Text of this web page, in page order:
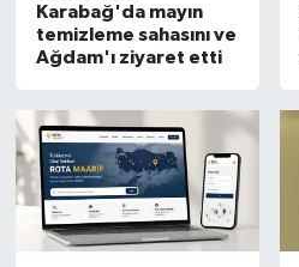
Karabağ'da mayın
temizleme sahasını ve
Ağdam'ı ziyaret etti